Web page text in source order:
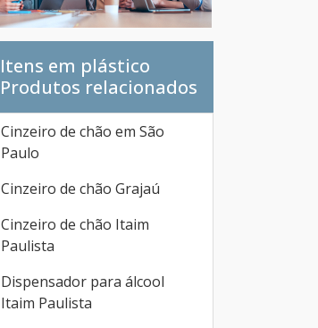
Itens em plástico
Produtos relacionados
Cinzeiro de chão em São
Paulo
Cinzeiro de chão Grajaú
Cinzeiro de chão Itaim
Paulista
Dispensador para álcool
Itaim Paulista